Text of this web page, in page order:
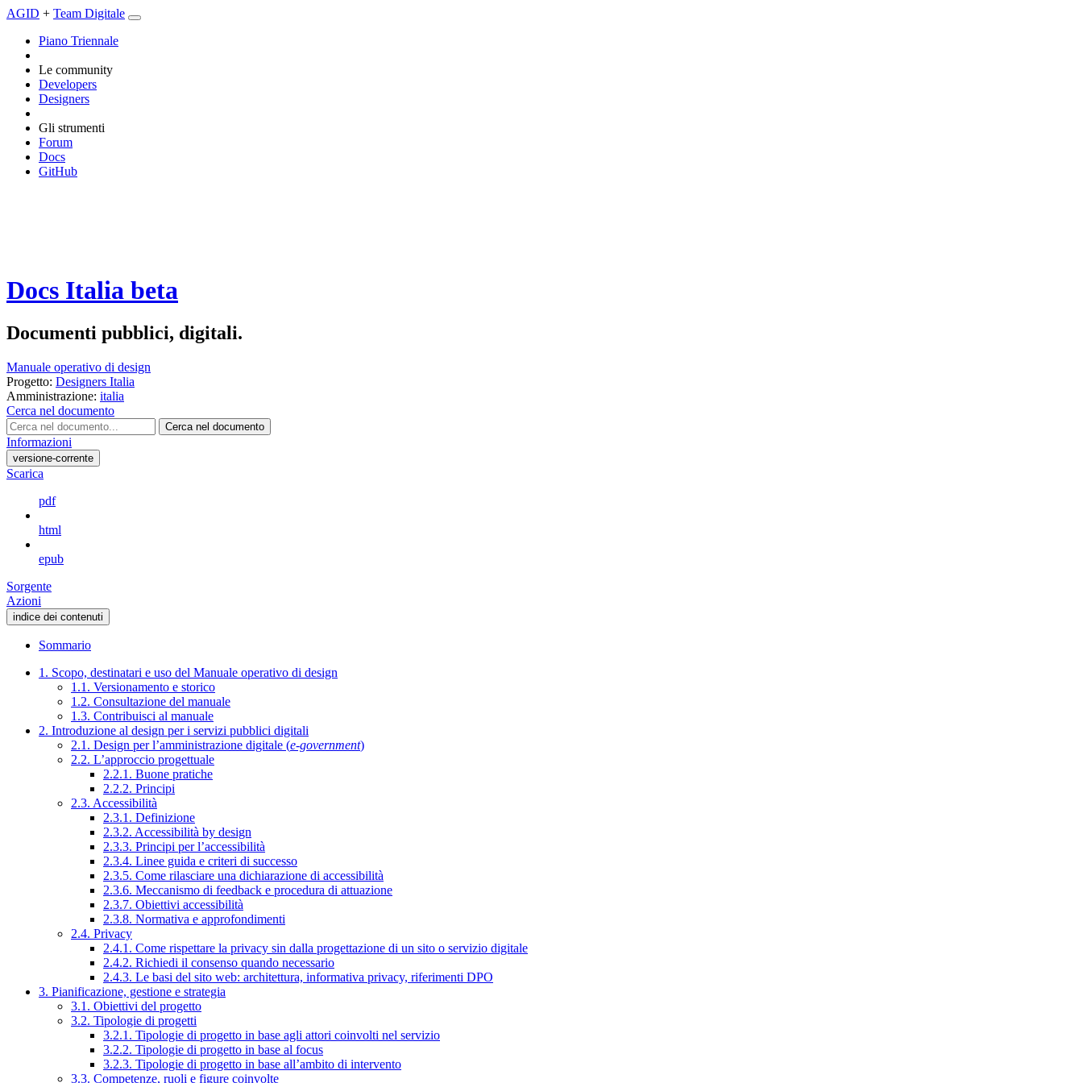
AGID + Team Digitale
Piano Triennale
Le community
Developers
Designers
Gli strumenti
Forum
Docs
GitHub
Docs Italia beta
Documenti pubblici, digitali.
Manuale operativo di design
Progetto: Designers Italia
Amministrazione: italia
Cerca nel documento
Cerca nel documento
Informazioni
versione-corrente
Scarica
pdf
html
epub
Sorgente
Azioni
indice dei contenuti
Sommario
1. Scopo, destinatari e uso del Manuale operativo di design
1.1. Versionamento e storico
1.2. Consultazione del manuale
1.3. Contribuisci al manuale
2. Introduzione al design per i servizi pubblici digitali
2.1. Design per l’amministrazione digitale (e-government)
2.2. L’approccio progettuale
2.2.1. Buone pratiche
2.2.2. Principi
2.3. Accessibilità
2.3.1. Definizione
2.3.2. Accessibilità by design
2.3.3. Principi per l’accessibilità
2.3.4. Linee guida e criteri di successo
2.3.5. Come rilasciare una dichiarazione di accessibilità
2.3.6. Meccanismo di feedback e procedura di attuazione
2.3.7. Obiettivi accessibilità
2.3.8. Normativa e approfondimenti
2.4. Privacy
2.4.1. Come rispettare la privacy sin dalla progettazione di un sito o servizio digitale
2.4.2. Richiedi il consenso quando necessario
2.4.3. Le basi del sito web: architettura, informativa privacy, riferimenti DPO
3. Pianificazione, gestione e strategia
3.1. Obiettivi del progetto
3.2. Tipologie di progetti
3.2.1. Tipologie di progetto in base agli attori coinvolti nel servizio
3.2.2. Tipologie di progetto in base al focus
3.2.3. Tipologie di progetto in base all’ambito di intervento
3.3. Competenze, ruoli e figure coinvolte